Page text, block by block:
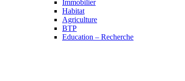
Immobilier
Habitat
Agriculture
BTP
Education – Recherche